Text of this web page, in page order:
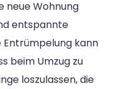
neue Wohnung
entspannte
Entrümpelung kann
beim Umzug zu
loszulassen, die